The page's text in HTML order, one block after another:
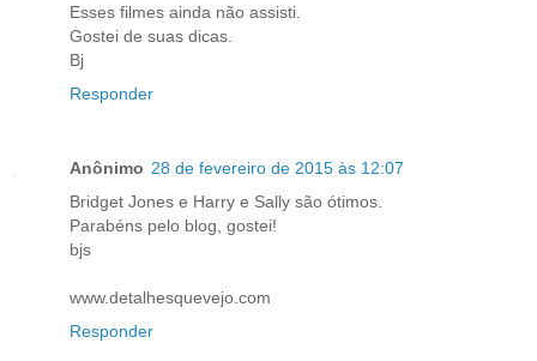
Esses filmes ainda não assisti.
Gostei de suas dicas.
Bj
Responder
Anônimo 28 de fevereiro de 2015 às 12:07
Bridget Jones e Harry e Sally são ótimos.
Parabéns pelo blog, gostei!
bjs
www.detalhesquevejo.com
Responder